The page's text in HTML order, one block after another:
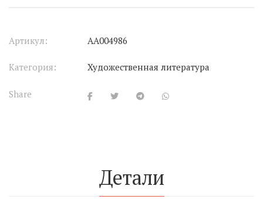
Артикул: АА004986
Категория: Художественная литература
Share
Детали